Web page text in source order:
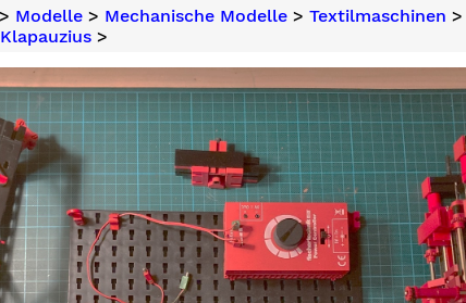
Modelle> Mechanische Modelle> Textilmaschinen >
>